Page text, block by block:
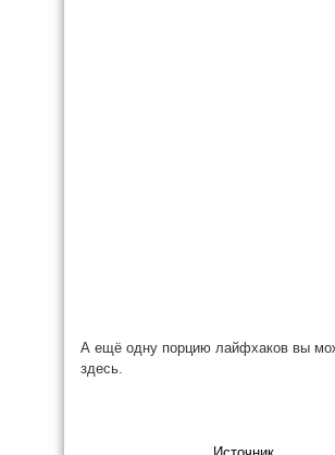
А ещё одну порцию лайфхаков вы
здесь.